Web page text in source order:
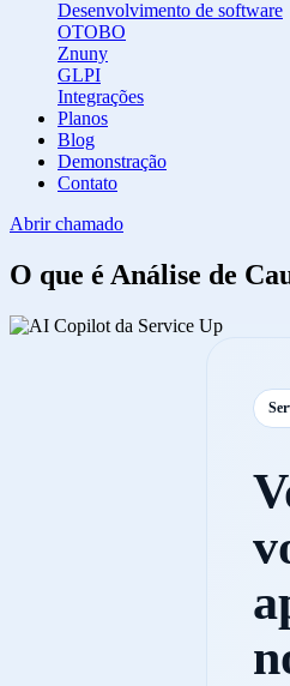
Desenvolvimento de software
OTOBO
Znuny
GLPI
Integrações
Planos
Blog
Demonstração
Contato
Abrir chamado
O que é Análise de